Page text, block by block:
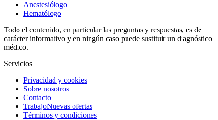
Anestesiólogo
Hematólogo
Todo el contenido, en particular las preguntas y respuestas, es de
carácter informativo y en ningún caso puede sustituir un diagnóstico
médico.
Servicios
Privacidad y cookies
Sobre nosotros
Contacto
TrabajoNuevas ofertas
Términos y condiciones